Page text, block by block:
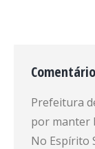
Prefeitura
por manter
No Espírito